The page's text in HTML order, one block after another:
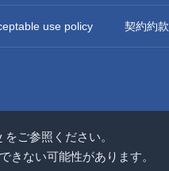
をご参照ください。
きない可能性があります。
use policy 契約約款